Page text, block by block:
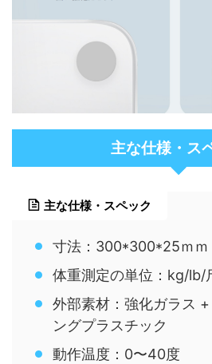
主な仕様・ス
主な仕様・スペック
寸法：300*300*25ｍｍ
体重測定の単位：kg/lb/
外部素材：強化ガラス
ングプラスチック
動作温度：0〜40度